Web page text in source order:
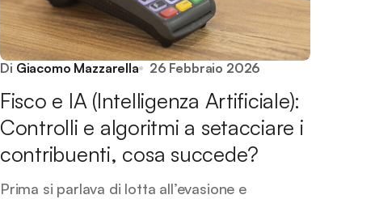
Di Giacomo Mazzarella 26 Febbraio 2026
Fisco e IA (Intelligenza Artificiale):
Controlli e algoritmi a setacciare i
contribuenti, cosa succede?
Prima si parlava di lotta all’evasione e